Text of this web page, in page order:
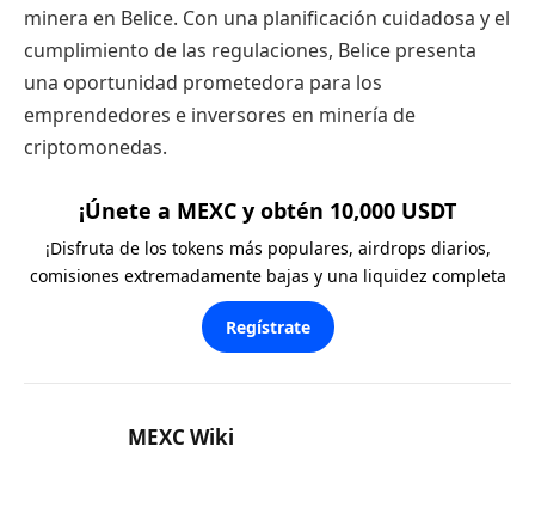
minera en Belice. Con una planificación cuidadosa y el
cumplimiento de las regulaciones, Belice presenta
una oportunidad prometedora para los
emprendedores e inversores en minería de
criptomonedas.
¡Únete a MEXC y obtén 10,000 USDT
¡Disfruta de los tokens más populares, airdrops diarios,
comisiones extremadamente bajas y una liquidez completa
Regístrate
MEXC Wiki